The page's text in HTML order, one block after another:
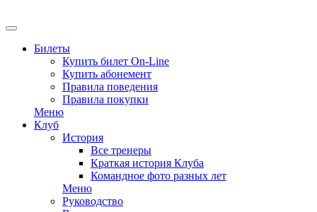
Билеты
Купить билет On-Line
Купить абонемент
Правила поведения
Правила покупки
Меню
Клуб
История
Все тренеры
Краткая история Клуба
Командное фото разных лет
Меню
Руководство